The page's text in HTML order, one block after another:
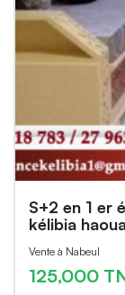
S+2 en 1 er
kélibia
Vente à Nabeul
125,000